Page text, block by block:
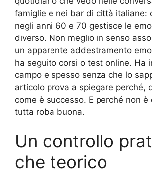
famiglie e nei bar di città italiane:
negli anni 60 e 70 gestisce le
diverso. Non meglio in senso
un apparente addestramento
ha seguito corsi o test online. Ha
campo e spesso senza che lo
articolo prova a spiegare perché,
come è successo. E perché non è
tutta roba buona.
Un controllo
che teorico